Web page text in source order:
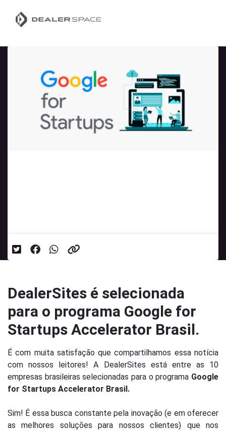
DealerSites é selecionada
para o programa Google for
Startups Accelerator Brasil.
É com muita satisfação que compartilhamos essa notícia
com nossos leitores!A DealerSites está entre as 10
empresas brasileiras selecionadas para o programa Google
for Startups Accelerator Brasil.
Sim! É essa busca constante pela inovação (e em oferecer
as melhores soluções para nossos clientes) que nos